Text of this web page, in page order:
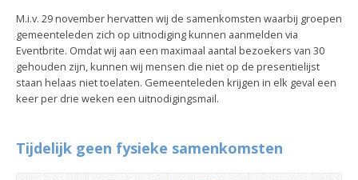
M.i.v. 29 november hervatten wij de samenkomsten waarbij groepen
gemeenteleden zich op uitnodiging kunnen aanmelden via
Eventbrite. Omdat wij aan een maximaal aantal bezoekers van 30
gehouden zijn, kunnen wij mensen die niet op de presentielijst
staan helaas niet toelaten. Gemeenteleden krijgen in elk geval een
keer per drie weken een uitnodigingsmail.
Tijdelijk geen fysieke samenkomsten